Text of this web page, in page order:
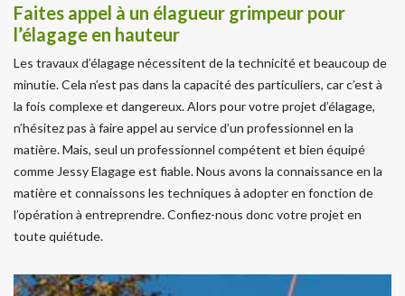
Faites appel à un élagueur grimpeur pour
l’élagage en hauteur
Les travaux d’élagage nécessitent de la technicité et beaucoup de
minutie. Cela n’est pas dans la capacité des particuliers, car c’est à
la fois complexe et dangereux. Alors pour votre projet d’élagage,
n’hésitez pas à faire appel au service d’un professionnel en la
matière. Mais, seul un professionnel compétent et bien équipé
comme Jessy Elagage est fiable. Nous avons la connaissance en la
matière et connaissons les techniques à adopter en fonction de
l’opération à entreprendre. Confiez-nous donc votre projet en
toute quiétude.